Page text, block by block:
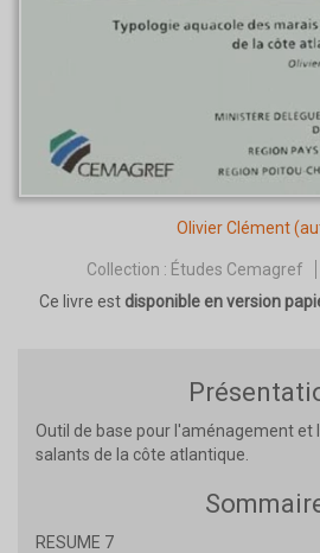
Olivier Clément
Collection : Études Cemagref
Ce livre est disponible en version
Outil de base pour l'aménagement et
salants de la côte atlantique.
RESUME 7